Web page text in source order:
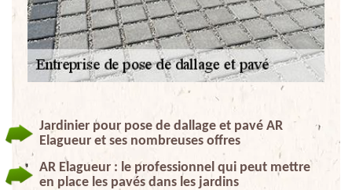
Jardinier pour pose de dallage et pavé AR
Elagueur et ses nombreuses offres
AR Elagueur : le professionnel qui peut mettre
en place les pavés dans les jardins